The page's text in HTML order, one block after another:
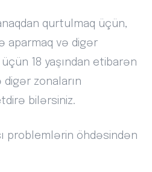
qurtulmaq üçün,
aparmaq və digər
18 yaşından etibarən
zonaların
bilərsiniz.
problemlərin öhdəsindən